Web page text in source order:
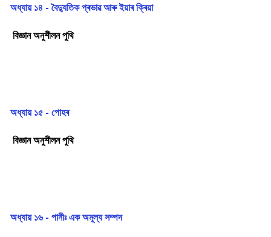
অধ্যায় ১৪ - বৈদ্যুতিক প্ৰভাৱ আৰু ইয়াৰ ক্ৰিয়া
বিজ্ঞান অনুশীলন পুথি
অধ্যায় ১৫ - পোহৰ
বিজ্ঞান অনুশীলন পুথি
অধ্যায় ১৬ - পানীঃ এক অমূল্য সম্পদ